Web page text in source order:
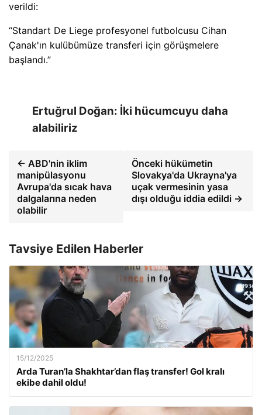
verildi:
“Standart De Liege profesyonel futbolcusu Cihan
Çanak'ın kulübümüze transferi için görüşmelere
başlandı.”
Ertuğrul Doğan: İki hücumcuyu daha
alabiliriz
← ABD'nin iklim
manipülasyonu
Avrupa'da sıcak hava
dalgalarına neden
olabilir
Önceki hükümetin
Slovakya'da Ukrayna'ya
uçak vermesinin yasa
dışı olduğu iddia edildi →
Tavsiye Edilen Haberler
15/12/2025
Arda Turan’la Shakhtar’dan flaş transfer! Gol kralı
ekibe dahil oldu!